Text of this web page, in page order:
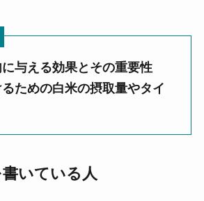
与える効果とその重要性
ための白米の摂取量やタイ
いている人